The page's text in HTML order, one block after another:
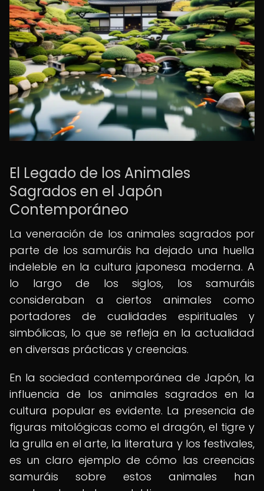
El Legado de los Animales
Sagrados en el Japón
Contemporáneo
La veneración de los animales sagrados por
parte de los samuráis ha dejado una huella
indeleble en la cultura japonesa moderna. A
lo largo de los siglos, los samuráis
consideraban a ciertos animales como
portadores de cualidades espirituales y
simbólicas, lo que se refleja en la actualidad
en diversas prácticas y creencias.
En la sociedad contemporánea de Japón, la
influencia de los animales sagrados en la
cultura popular es evidente. La presencia de
figuras mitológicas como el dragón, el tigre y
la grulla en el arte, la literatura y los festivales,
es un claro ejemplo de cómo las creencias
samuráis sobre estos animales han